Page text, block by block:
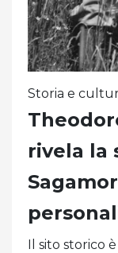
Storia e
rivela la
Il sito storico